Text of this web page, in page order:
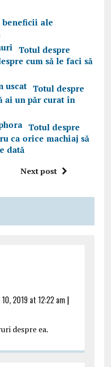
ale
Totul despre
cum să le faci să
Totul despre
ai un păr curat în
Totul despre
ca orice machiaj să
dată
Next post
2019 at 12:22 am |
despre ea.